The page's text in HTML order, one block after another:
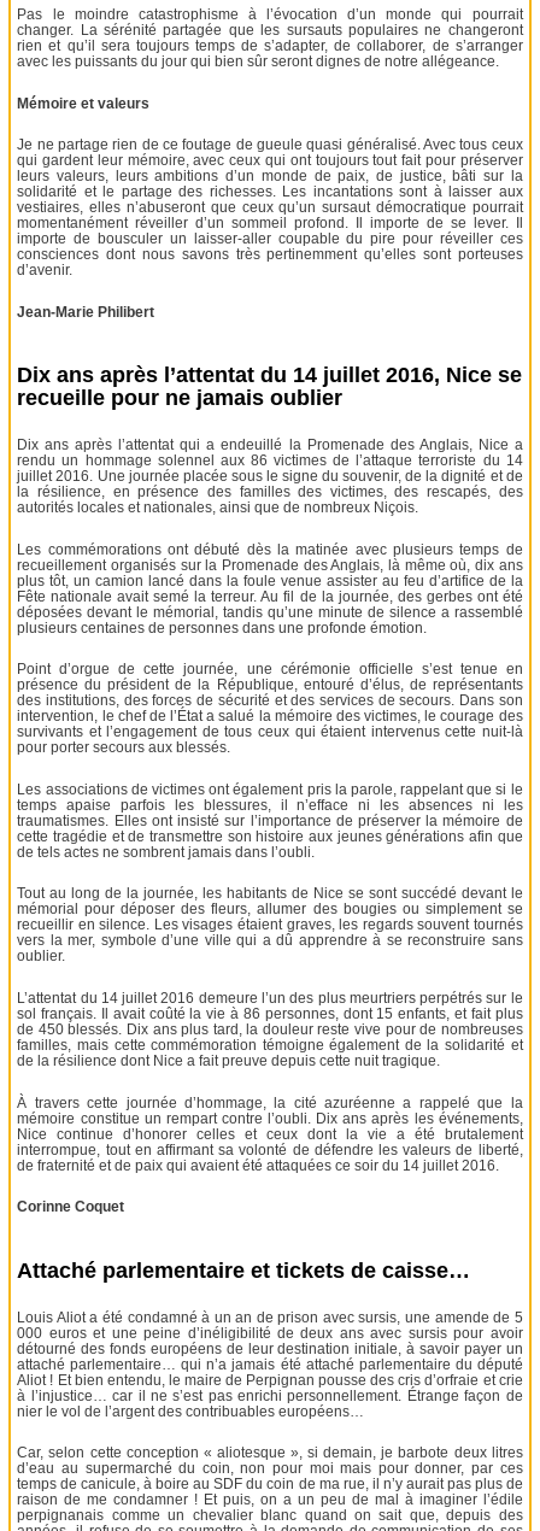
Pas le moindre catastrophisme à l’évocation d’un monde qui pourrait
changer. La sérénité partagée que les sursauts populaires ne changeront
rien et qu’il sera toujours temps de s’adapter, de collaborer, de s’arranger
avec les puissants du jour qui bien sûr seront dignes de notre allégeance.
Mémoire et valeurs
Je ne partage rien de ce foutage de gueule quasi généralisé. Avec tous ceux
qui gardent leur mémoire, avec ceux qui ont toujours tout fait pour préserver
leurs valeurs, leurs ambitions d’un monde de paix, de justice, bâti sur la
solidarité et le partage des richesses. Les incantations sont à laisser aux
vestiaires, elles n’abuseront que ceux qu’un sursaut démocratique pourrait
momentanément réveiller d’un sommeil profond. Il importe de se lever. Il
importe de bousculer un laisser-aller coupable du pire pour réveiller ces
consciences dont nous savons très pertinemment qu’elles sont porteuses
d’avenir.
Jean-Marie Philibert
Dix ans après l’attentat du 14 juillet 2016, Nice se
recueille pour ne jamais oublier
Dix ans après l’attentat qui a endeuillé la Promenade des Anglais, Nice a
rendu un hommage solennel aux 86 victimes de l’attaque terroriste du 14
juillet 2016. Une journée placée sous le signe du souvenir, de la dignité et de
la résilience, en présence des familles des victimes, des rescapés, des
autorités locales et nationales, ainsi que de nombreux Niçois.
Les commémorations ont débuté dès la matinée avec plusieurs temps de
recueillement organisés sur la Promenade des Anglais, là même où, dix ans
plus tôt, un camion lancé dans la foule venue assister au feu d’artifice de la
Fête nationale avait semé la terreur. Au fil de la journée, des gerbes ont été
déposées devant le mémorial, tandis qu’une minute de silence a rassemblé
plusieurs centaines de personnes dans une profonde émotion.
Point d’orgue de cette journée, une cérémonie officielle s’est tenue en
présence du président de la République, entouré d’élus, de représentants
des institutions, des forces de sécurité et des services de secours. Dans son
intervention, le chef de l’État a salué la mémoire des victimes, le courage des
survivants et l’engagement de tous ceux qui étaient intervenus cette nuit-là
pour porter secours aux blessés.
Les associations de victimes ont également pris la parole, rappelant que si le
temps apaise parfois les blessures, il n’efface ni les absences ni les
traumatismes. Elles ont insisté sur l’importance de préserver la mémoire de
cette tragédie et de transmettre son histoire aux jeunes générations afin que
de tels actes ne sombrent jamais dans l’oubli.
Tout au long de la journée, les habitants de Nice se sont succédé devant le
mémorial pour déposer des fleurs, allumer des bougies ou simplement se
recueillir en silence. Les visages étaient graves, les regards souvent tournés
vers la mer, symbole d’une ville qui a dû apprendre à se reconstruire sans
oublier.
L’attentat du 14 juillet 2016 demeure l’un des plus meurtriers perpétrés sur le
sol français. Il avait coûté la vie à 86 personnes, dont 15 enfants, et fait plus
de 450 blessés. Dix ans plus tard, la douleur reste vive pour de nombreuses
familles, mais cette commémoration témoigne également de la solidarité et
de la résilience dont Nice a fait preuve depuis cette nuit tragique.
À travers cette journée d’hommage, la cité azuréenne a rappelé que la
mémoire constitue un rempart contre l’oubli. Dix ans après les événements,
Nice continue d’honorer celles et ceux dont la vie a été brutalement
interrompue, tout en affirmant sa volonté de défendre les valeurs de liberté,
de fraternité et de paix qui avaient été attaquées ce soir du 14 juillet 2016.
Corinne Coquet
Attaché parlementaire et tickets de caisse…
Louis Aliot a été condamné à un an de prison avec sursis, une amende de 5
000 euros et une peine d’inéligibilité de deux ans avec sursis pour avoir
détourné des fonds européens de leur destination initiale, à savoir payer un
attaché parlementaire… qui n’a jamais été attaché parlementaire du député
Aliot ! Et bien entendu, le maire de Perpignan pousse des cris d’orfraie et crie
à l’injustice… car il ne s’est pas enrichi personnellement. Étrange façon de
nier le vol de l’argent des contribuables européens…
Car, selon cette conception « aliotesque », si demain, je barbote deux litres
d’eau au supermarché du coin, non pour moi mais pour donner, par ces
temps de canicule, à boire au SDF du coin de ma rue, il n’y aurait pas plus de
raison de me condamner ! Et puis, on a un peu de mal à imaginer l’édile
perpignanais comme un chevalier blanc quand on sait que, depuis des